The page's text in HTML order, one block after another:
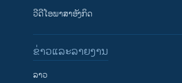
ວີດີໂອພາສາອັງກິດ
ຂ່າວແລະລາຍງານ
ລາວ